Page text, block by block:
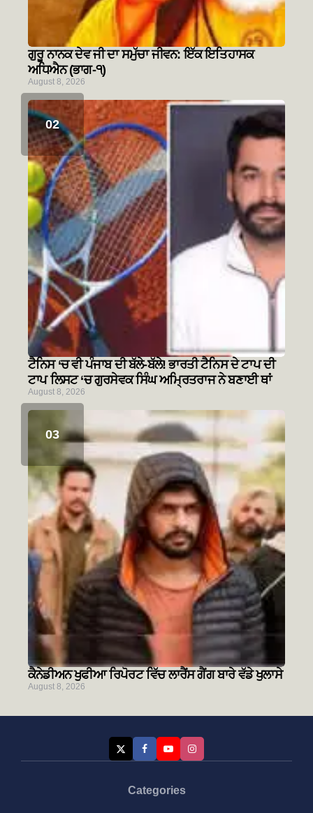
ਗੁਰੂ ਨਾਨਕ ਦੇਵ ਜੀ ਦਾ ਸਮੁੱਚਾ ਜੀਵਨ: ਇੱਕ ਇਤਿਹਾਸਕ
ਅਧਿਐਨ (ਭਾਗ-੧)
August 8, 2026
ਟੈਨਿਸ ‘ਚ ਵੀ ਪੰਜਾਬ ਦੀ ਬੱਲੇ-ਬੱਲੇ! ਭਾਰਤੀ ਟੈਨਿਸ ਦੇ ਟਾਪ ਦੀ
ਟਾਪ ਲਿਸਟ ‘ਚ ਗੁਰਸੇਵਕ ਸਿੰਘ ਅਮ੍ਰਿਤਰਾਜ ਨੇ ਬਣਾਈ ਥਾਂ
August 8, 2026
ਕੈਨੇਡੀਅਨ ਖੁਫੀਆ ਰਿਪੋਰਟ ਵਿੱਚ ਲਾਰੈਂਸ ਗੈਂਗ ਬਾਰੇ ਵੱਡੇ ਖੁਲਾਸੇ
August 8, 2026
Categories